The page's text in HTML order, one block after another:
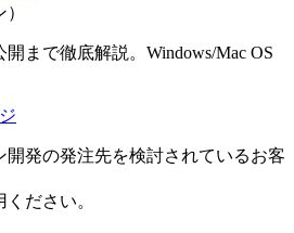
まで徹底解説。Windows/Mac OS
開発の発注先を検討されているお客
ください。